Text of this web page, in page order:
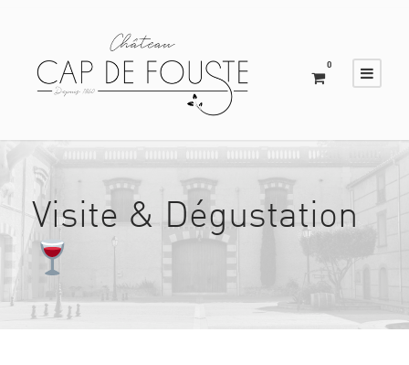
0
Visite & Dégustation